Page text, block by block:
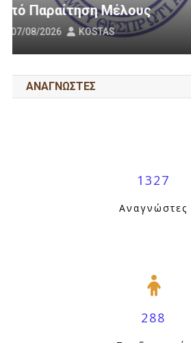
Οδοποιία Στον Δήμο
31/07/2026 KOSTAS
ΑΝΑΓΝΩΣΤΕΣ
1327
Αναγνώστες
288